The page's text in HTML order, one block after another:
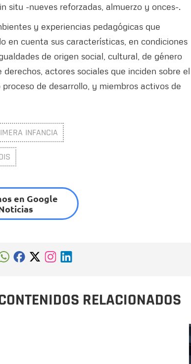
situ -nueves reforzadas, almuerzo y onces-.
y experiencias pedagógicas que
en cuenta sus características, en condiciones
de origen social, cultural, de género
actores sociales que inciden sobre el
de desarrollo, y miembros activos de
INFANCIA
en Google
RELACIONADOS